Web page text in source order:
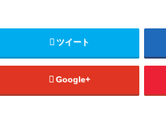
ツイート
Google+